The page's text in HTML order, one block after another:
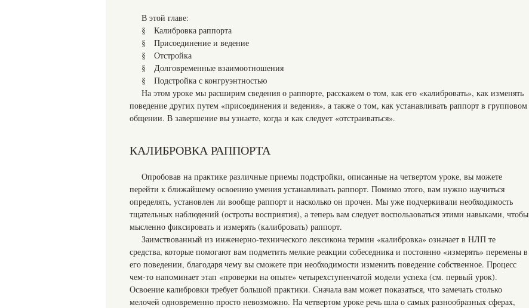
В этой главе:
§ Калибровка раппорта
§ Присоединение и ведение
§ Отстройка
§ Долговременные взаимоотношения
§ Подстройка с конгруэнтностью
На этом уроке мы расширим сведения о раппорте, расскажем о том, как его «калибровать», как изменять
поведение других путем «присоединения и ведения», а также о том, как устанавливать раппорт в групповом
общении. В завершение вы узнаете, когда и как следует «отстраиваться».
КАЛИБРОВКА РАППОРТА
Опробовав на практике различные приемы подстройки, описанные на четвертом уроке, вы можете
перейти к ближайшему освоению умения устанавливать раппорт. Помимо этого, вам нужно научиться
определять, установлен ли вообще раппорт и насколько он прочен. Мы уже подчеркивали необходимость
тщательных наблюдений (остроты восприятия), а теперь вам следует воспользоваться этими навыками, чтобы
мысленно фиксировать и измерять (калибровать) раппорт.
Заимствованный из инженерно-технического лексикона термин «калибровка» означает в НЛП те
средства, которые помогают вам подметить мелкие реакции собеседника и постоянно «измерять» перемены в
его поведении, благодаря чему вы сможете при необходимости изменить поведение собственное. Процесс
чем-то напоминает этап «проверки на опыте» четырехступенчатой модели успеха (см. первый урок).
Освоение калибровки требует большой практики. Сначала вам может показаться, что замечать столько
мелочей одновременно просто невозможно. На четвертом уроке речь шла о самых разнообразных сферах,